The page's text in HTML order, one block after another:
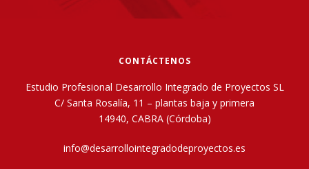
CONTÁCTENOS
Estudio Profesional Desarrollo Integrado de Proyectos SL
C/ Santa Rosalía, 11 – plantas baja y primera
14940, CABRA (Córdoba)
info@desarrollointegradodeproyectos.es